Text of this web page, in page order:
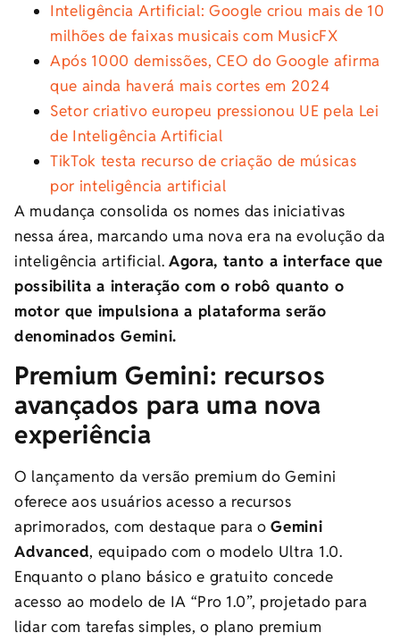
Inteligência Artificial: Google criou mais de 10
milhões de faixas musicais com MusicFX
Após 1000 demissões, CEO do Google afirma
que ainda haverá mais cortes em 2024
Setor criativo europeu pressionou UE pela Lei
de Inteligência Artificial
TikTok testa recurso de criação de músicas
por inteligência artificial
A mudança consolida os nomes das iniciativas
nessa área, marcando uma nova era na evolução da
inteligência artificial. Agora, tanto a interface que
possibilita a interação com o robô quanto o
motor que impulsiona a plataforma serão
denominados Gemini.
Premium Gemini: recursos
avançados para uma nova
experiência
O lançamento da versão premium do Gemini
oferece aos usuários acesso a recursos
aprimorados, com destaque para oGemini
Advanced, equipado com o modelo Ultra 1.0.
Enquanto o plano básico e gratuito concede
acesso ao modelo de IA “Pro 1.0”, projetado para
lidar com tarefas simples, o plano premium